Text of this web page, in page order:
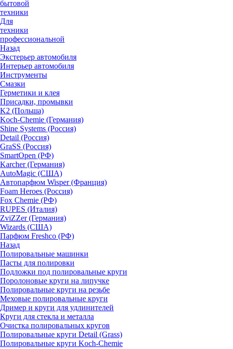
бытовой
техники
Для
техники
профессиональной
Назад
Экстерьер автомобиля
Интерьер автомобиля
Инструменты
Смазки
Герметики и клея
Присадки, промывки
K2 (Польша)
Koch-Chemie (Германия)
Shine Systems (Россия)
Detail (Россия)
GraSS (Россия)
SmartOpen (РФ)
Karcher (Германия)
AutoMagic (США)
Автопарфюм Wisper (Франция)
Foam Heroes (Россия)
Fox Chemie (РФ)
RUPES (Италия)
ZviZZer (Германия)
Wizards (США)
Парфюм Freshco (РФ)
Назад
Полировальные машинки
Пасты для полировки
Подложки под полировальные круги
Поролоновые круги на липучке
Полировальные круги на резьбе
Меховые полировальные круги
Дример и круги для удлинителей
Круги для стекла и металла
Очистка полировальных кругов
Полировальные круги Detail (Grass)
Полировальные круги Koch-Chemie